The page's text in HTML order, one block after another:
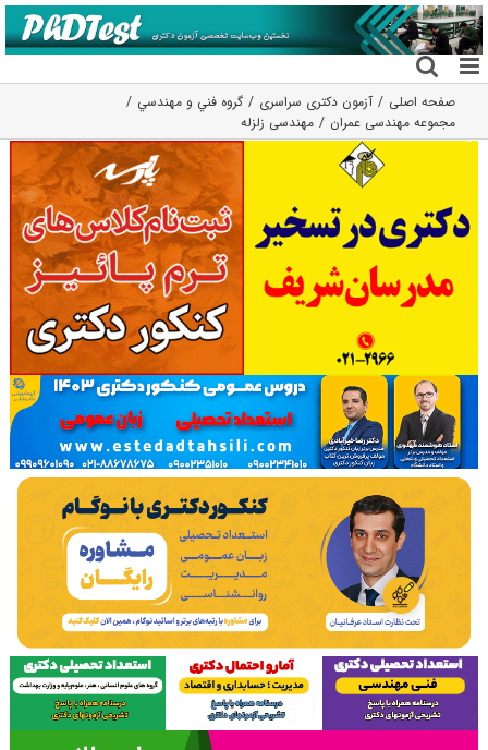
رفتن
به
محتوا
صفحه اصلی آزمون دکتری سراسری
گروه فني و مهندسي
مجموعه مهندسی عمران
مهندسی زلزله